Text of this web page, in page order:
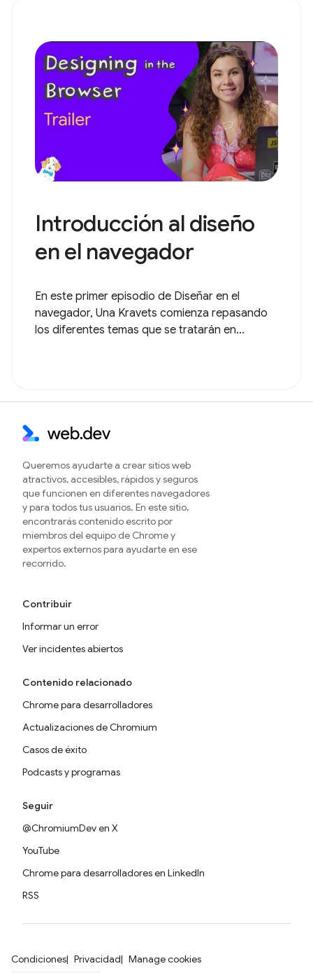
Introducción al diseño
en el navegador
En este primer episodio de Diseñar en el
navegador, Una Kravets comienza repasando
los diferentes temas que se tratarán en...
Queremos ayudarte a crear sitios web
atractivos, accesibles, rápidos y seguros
que funcionen en diferentes navegadores
y para todos tus usuarios. En este sitio,
encontrarás contenido escrito por
miembros del equipo de Chrome y
expertos externos para ayudarte en ese
recorrido.
Contribuir
Informar un error
Ver incidentes abiertos
Contenido relacionado
Chrome para desarrolladores
Actualizaciones de Chromium
Casos de éxito
Podcasts y programas
Seguir
@ChromiumDev en X
YouTube
Chrome para desarrolladores en LinkedIn
RSS
Condiciones Privacidad Manage cookies